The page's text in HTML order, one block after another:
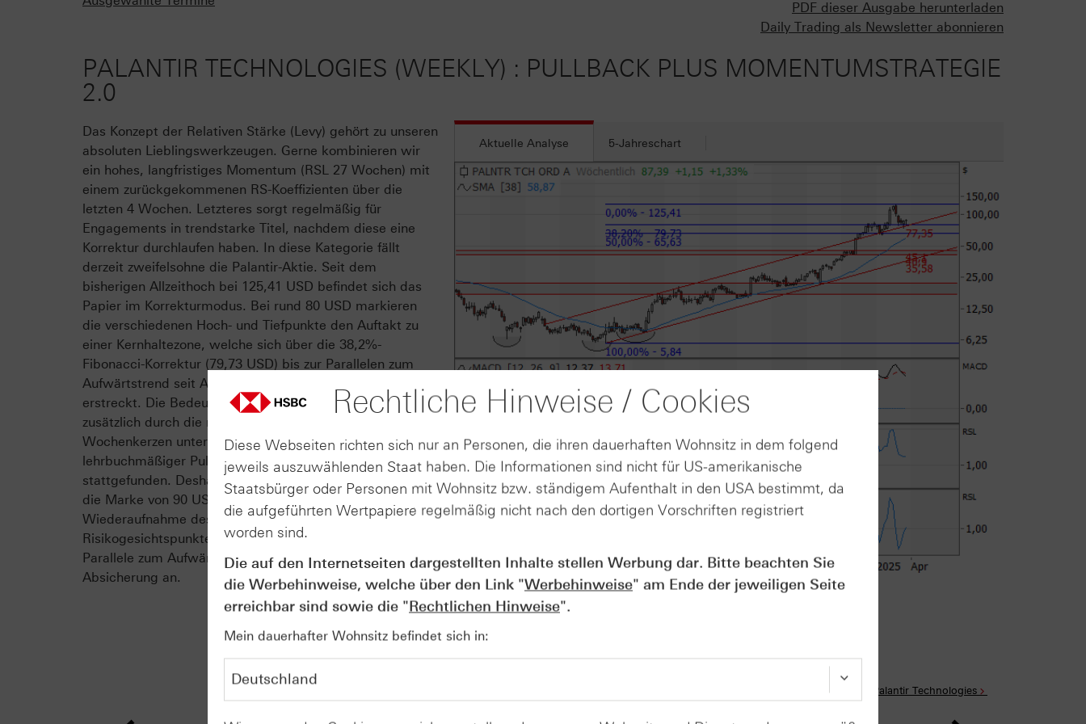
PDF dieser Ausgabe herunterladen
Daily Trading als Newsletter abonnieren
PALANTIR TECHNOLOGIES (WEEKLY) : PULLBACK PLUS MOMENTUMSTRATEGIE
2.0
Aktuelle Analyse 5-Jahreschart
Quelle: Refinitiv, tradesignal² / 5-Jahreschart im Anhang
Das Konzept der Relativen Stärke (Levy) gehört zu unseren
absoluten Lieblingswerkzeugen. Gerne kombinieren wir
ein hohes, langfristiges Momentum (RSL 27 Wochen) mit
einem zurückgekommenen RS-Koeffizienten über die
letzten 4 Wochen. Letzteres sorgt regelmäßig für
Engagements in trendstarke Titel, nachdem diese eine
Korrektur durchlaufen haben. In diese Kategorie fällt
derzeit zweifelsohne die Palantir-Aktie. Seit dem
bisherigen Allzeithoch bei 125,41 USD befindet sich das
Papier im Korrekturmodus. Bei rund 80 USD markieren
die verschiedenen Hoch- und Tiefpunkte den Auftakt zu
einer Kernhaltezone, welche sich über die 38,2%-
Fibonacci-Korrektur (79,73 USD) bis zur Parallelen zum
Aufwärtstrend seit Anfang 2023 (akt. bei 77,35 USD)
erstreckt. Die Bedeutung dieses Rückzugsbereiches wird
zusätzlich durch die markanten Lunten der letzten
Wochenkerzen untermauert. Per Saldo hat also zuletzt ein
lehrbuchmäßiger Pullback an die alten Ausbruchsmarken
stattgefunden. Deshalb definieren wir einen Anstieg über
die Marke von 90 USD als Signalgeber für eine
Wiederaufnahme des Basisaufwärtstrends. Unter
Risikogesichtspunkten bietet sich dagegen die o. g.
Parallele zum Aufwärtstrend seit 2023 als strategische
Absicherung an.
Alle Produkte auf Palantir Technologies
Rechtliche Hinweise / Cookies
Diese Webseiten richten sich nur an Personen, die ihren dauerhaften Wohnsitz in dem folgend
jeweils auszuwählenden Staat haben. Die Informationen sind nicht für US-amerikanische
Staatsbürger oder Personen mit Wohnsitz bzw. ständigem Aufenthalt in den USA bestimmt, da
die aufgeführten Wertpapiere regelmäßig nicht nach den dortigen Vorschriften registriert
worden sind.
Die auf den Internetseiten dargestellten Inhalte stellen Werbung dar. Bitte beachten Sie
die Werbehinweise, welche über den Link "Werbehinweise" am Ende der jeweiligen Seite
erreichbar sind sowie die "Rechtlichen Hinweise".
Mein dauerhafter Wohnsitz befindet sich in: